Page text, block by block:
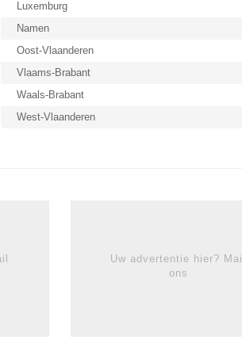
Luxemburg
Namen
Oost-Vlaanderen
Vlaams-Brabant
Waals-Brabant
West-Vlaanderen
Uw advertentie hier? Mail
ons